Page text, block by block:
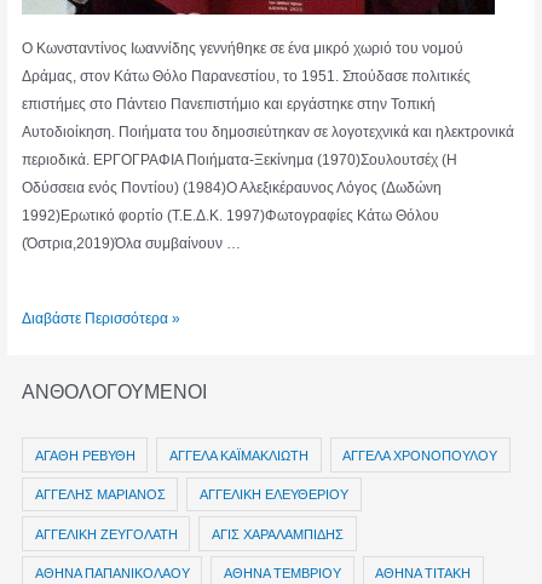
Ο Κωνσταντίνος Ιωαννίδης γεννήθηκε σε ένα μικρό χωριό του νομού
Δράμας, στον Κάτω Θόλο Παρανεστίου, το 1951. Σπούδασε πολιτικές
επιστήμες στο Πάντειο Πανεπιστήμιο και εργάστηκε στην Τοπική
Αυτοδιοίκηση. Ποιήματα του δημοσιεύτηκαν σε λογοτεχνικά και ηλεκτρονικά
περιοδικά. ΕΡΓΟΓΡΑΦΙΑ Ποιήματα-Ξεκίνημα (1970)Σουλουτσέχ (Η
Οδύσσεια ενός Ποντίου) (1984)Ο Αλεξικέραυνος Λόγος (Δωδώνη
1992)Ερωτικό φορτίο (Τ.Ε.Δ.Κ. 1997)Φωτογραφίες Κάτω Θόλου
(Όστρια,2019)Όλα συμβαίνουν …
ΚΩΝΣΤΑΝΤΙΝΟΣ
Διαβάστε Περισσότερα »
ΑΝΘΟΛΟΓΟΥΜΕΝΟΙ
ΑΓΑΘΗ ΡΕΒΥΘΗ ΑΓΓΕΛΑ ΚΑΪΜΑΚΛΙΩΤΗ ΑΓΓΕΛΑ ΧΡΟΝΟΠΟΥΛΟΥ
ΑΓΓΕΛΗΣ ΜΑΡΙΑΝΟΣ ΑΓΓΕΛΙΚΗ ΕΛΕΥΘΕΡΙΟΥ
ΑΓΓΕΛΙΚΗ ΖΕΥΓΟΛΑΤΗ ΑΓΙΣ ΧΑΡΑΛΑΜΠΙΔΗΣ
ΑΘΗΝΑ ΠΑΠΑΝΙΚΟΛΑΟΥ ΑΘΗΝΑ ΤΕΜΒΡΙΟΥ ΑΘΗΝΑ ΤΙΤΑΚΗ